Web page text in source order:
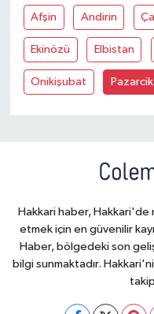
Afşin Andirin
Ekinözü Elbistan
Onikişubat Pazarcik
Hakkari haber, Hakkari'de
etmek için en güvenilir
Haber, bölgedeki son
bilgi sunmaktadır.